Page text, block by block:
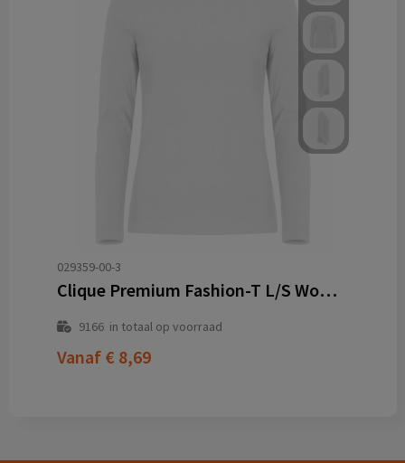
029359-00-3
Clique Premium Fashion-T L/S Women
9166in totaal op voorraad
Vanaf € 8,69